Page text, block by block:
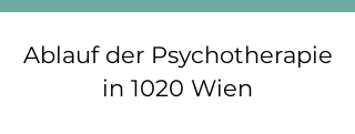
Ablauf der Psychotherapie
in 1020 Wien